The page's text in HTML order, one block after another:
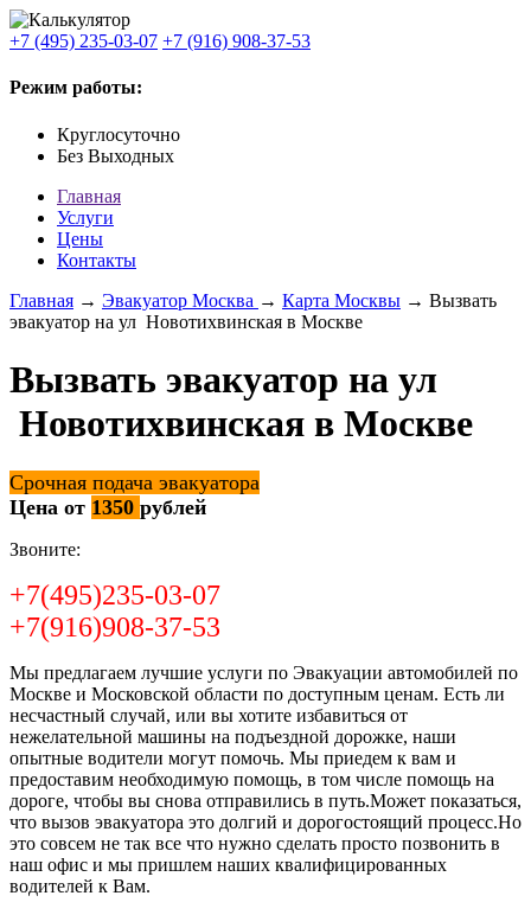
+7 (495) 235-03-07 +7 (916) 908-37-53
Режим работы:
Круглосуточно
Без Выходных
Главная
Услуги
Цены
Контакты
Главная → Эвакуатор Москва → Карта Москвы → Вызвать
эвакуатор на ул Новотихвинская в Москве
Вызвать эвакуатор на ул
Новотихвинская в Москве
Срочная подача эвакуатора
Цена от 1350 рублей
Звоните:
+7(495)235-03-07
+7(916)908-37-53
Мы предлагаем лучшие услуги по Эвакуации автомобилей по
Москве и Московской области по доступным ценам. Есть ли
несчастный случай, или вы хотите избавиться от
нежелательной машины на подъездной дорожке, наши
опытные водители могут помочь. Мы приедем к вам и
предоставим необходимую помощь, в том числе помощь на
дороге, чтобы вы снова отправились в путь.Может показаться,
что вызов эвакуатора это долгий и дорогостоящий процесс.Но
это совсем не так все что нужно сделать просто позвонить в
наш офис и мы пришлем наших квалифицированных
водителей к Вам.